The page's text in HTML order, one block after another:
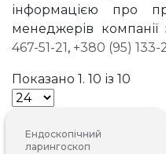
інформацією про
менеджерів
467-51-21, +380 (95) 133-
Показано 1. 10 із 10
Ендоскопічний
ларингоскоп